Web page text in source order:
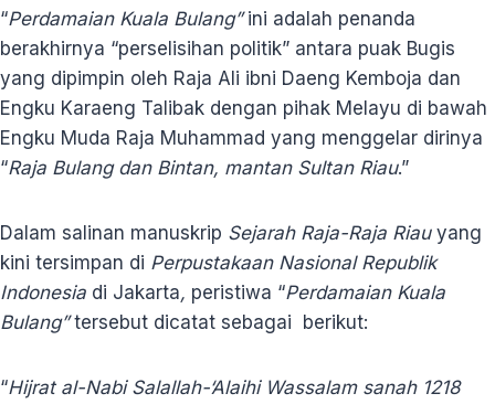
“Perdamaian Kuala Bulang”ini adalah penanda
berakhirnya “perselisihan politik” antara puak Bugis
yang dipimpin oleh Raja Ali ibni Daeng Kemboja dan
Engku Karaeng Talibak dengan pihak Melayu di bawah
Engku Muda Raja Muhammad yang menggelar dirinya
“Raja Bulang dan Bintan, mantan Sultan Riau.”
Dalam salinan manuskrip Sejarah Raja-Raja Riauyang
kini tersimpan di Perpustakaan Nasional Republik
Indonesia di Jakarta, peristiwa “Perdamaian Kuala
Bulang”tersebut dicatat sebagai berikut:
“Hijrat al-Nabi Salallah-‘Alaihi Wassalam sanah 1218